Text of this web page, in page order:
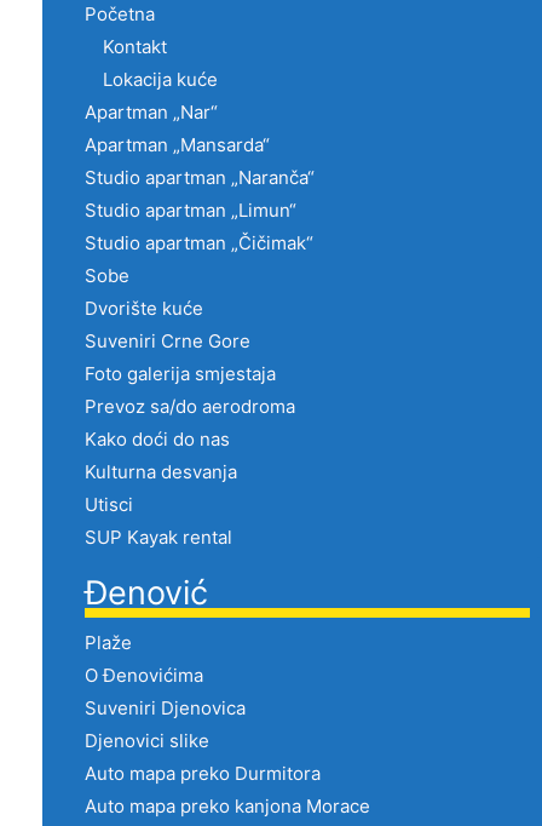
Početna
Kontakt
Lokacija kuće
Apartman „Nar“
Apartman „Mansarda“
Studio apartman „Naranča“
Studio apartman „Limun“
Studio apartman „Čičimak“
Sobe
Dvorište kuće
Suveniri Crne Gore
Foto galerija smjestaja
Prevoz sa/do aerodroma
Kako doći do nas
Kulturna desvanja
Utisci
SUP Kayak rental
Đenović
Plaže
O Đenovićima
Suveniri Djenovica
Djenovici slike
Auto mapa preko Durmitora
Auto mapa preko kanjona Morace